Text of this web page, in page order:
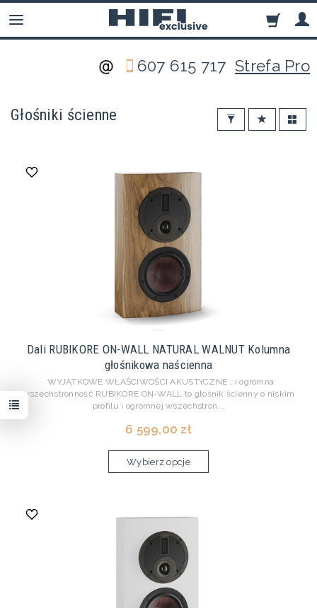
607 615 717Strefa Pro
Głośniki ścienne
Dali RUBIKORE ON-WALL NATURAL WALNUT Kolumna
głośnikowa naścienna
WYJĄTKOWE WŁAŚCIWOŚCI AKUSTYCZNE …i ogromna
wszechstronność RUBIKORE ON-WALL to głośnik ścienny o niskim
profilu i ogromnej wszechstron...
6 599,00 zł
Wybierz opcje